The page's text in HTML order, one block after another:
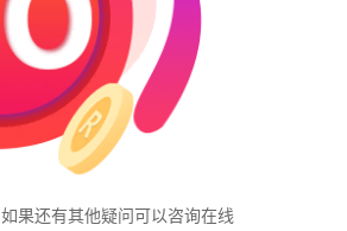
果还有其他疑问可以咨询在线